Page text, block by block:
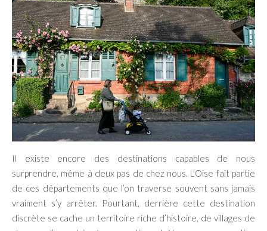
Il existe encore des destinations capables de nous
surprendre, même à deux pas de chez nous. L’Oise fait partie
de ces départements que l’on traverse souvent sans jamais
vraiment s’y arrêter. Pourtant, derrière cette destination
discrète se cache un territoire riche d’histoire, de villages de